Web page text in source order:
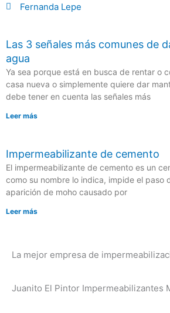
Fernanda Lepe
Las 3 señales más comunes de
agua
Ya sea porque está en busca de rentar o
casa nueva o simplemente quiere dar
debe tener en cuenta las señales más
Leer más
Impermeabilizante de cemento
El impermeabilizante de cemento es un
como su nombre lo indica, impide el paso
aparición de moho causado por
Leer más
La mejor empresa de
Juanito El Pintor Impermeabilizantes